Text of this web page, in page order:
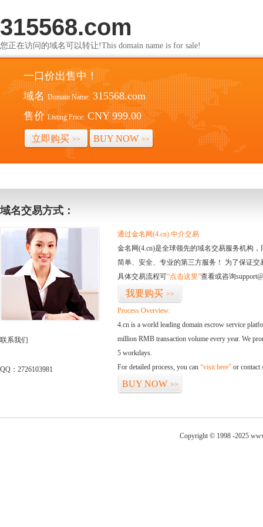
315568.com
您正在访问的域名可以转让!This domain name is for sale!
一口价出售中！
域名 Domain Name: 315568.com
售价 Listing Price: CNY 999.00
立即购买 >> BUY NOW >>
域名交易方式：
联系我们
QQ：2726103981
通过金名网(4.cn) 中介交易
金名网(4.cn)是全球领先的域名交易服务机构
简单、安全、专业的第三方服务！ 为了保证
具体交易流程可“点击这里”查看或咨询
我要购买 >>
Process Overview:
4.cn is a world leading domain escrow service
million RMB transaction volume every year. We
5 workdays.
For detailed process, you can “visit here” or contact
BUY NOW >>
Copyright © 1998 -2025